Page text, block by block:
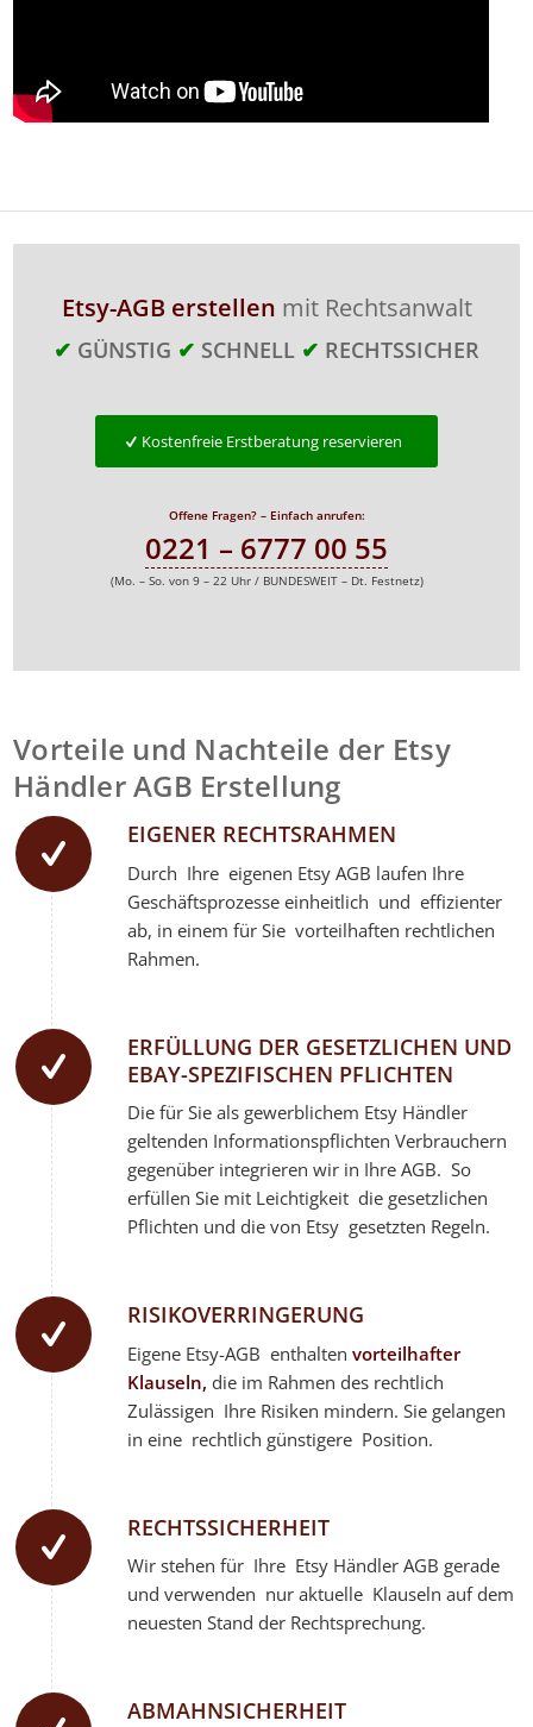
Etsy-AGB erstellen mit Rechtsanwalt
✔ GÜNSTIG ✔ SCHNELL ✔ RECHTSSICHER
Kostenfreie Erstberatung reservieren
Offene Fragen? – Einfach anrufen:
0221 – 6777 00 55
(Mo. – So. von 9 – 22 Uhr / BUNDESWEIT – Dt. Festnetz)
Vorteile und Nachteile der Etsy
Händler AGB Erstellung
EIGENER RECHTSRAHMEN
Durch Ihre eigenen EtsyAGB laufen Ihre
Geschäftsprozesse einheitlich und effizienter
ab, in einem für Sie vorteilhaften rechtlichen
Rahmen.
ERFÜLLUNG DER GESETZLICHEN UND
EBAY-SPEZIFISCHEN PFLICHTEN
Die für Sie als gewerblichem Etsy Händler
geltenden Informationspflichten Verbrauchern
gegenüber integrieren wir in Ihre AGB. So
erfüllen Sie mit Leichtigkeit die gesetzlichen
Pflichten und die von Etsy gesetzten Regeln.
RISIKOVERRINGERUNG
Eigene Etsy-AGB enthaltenvorteilhafter
Klauseln, die im Rahmen des rechtlich
Zulässigen Ihre Risiken mindern. Sie gelangen
in eine rechtlich günstigere Position.
RECHTSSICHERHEIT
Wir stehen für Ihre Etsy Händler AGB gerade
und verwenden nur aktuelle Klauseln auf dem
neuesten Stand der Rechtsprechung.
ABMAHNSICHERHEIT